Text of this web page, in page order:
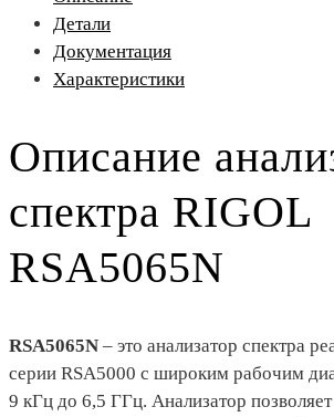
Детали
Документация
Характеристики
Описание
спектра RIGOL
RSA5065N
RSA5065N – это анализатор спектра
серии RSA5000 с широким рабочим
9 кГц до 6,5 ГГц. Анализатор